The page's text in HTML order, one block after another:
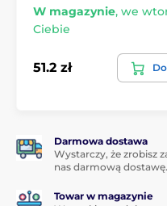
W magazynie, we
Ciebie
51.2 zł
Darmowa dostawa
Wystarczy, że zrobisz
nas darmową dostawę.
Towar w magazynie